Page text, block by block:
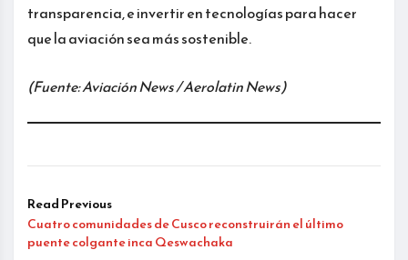
transparencia, e invertir en tecnologías para hacer
que la aviación sea más sostenible.
(Fuente: Aviación News / Aerolatin News)
Read Previous
Cuatro comunidades de Cusco reconstruirán el último
puente colgante inca Qeswachaka